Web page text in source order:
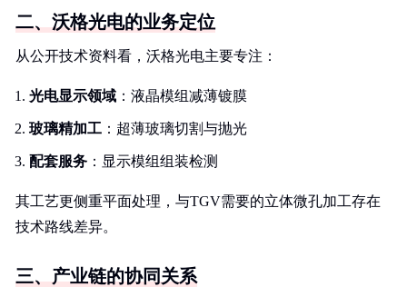
二、沃格光电的业务定位
从公开技术资料看，沃格光电主要专注：
光电显示领域 ：液晶模组减薄镀膜
玻璃精加工 ：超薄玻璃切割与抛光
配套服务 ：显示模组组装检测
其工艺更侧重平面处理，与TGV需要的立体微孔加工存在
技术路线差异。
三、产业链的协同关系